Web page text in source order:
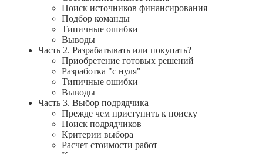
Поиск источников финансирования
Подбор команды
Типичные ошибки
Выводы
Часть 2. Разрабатывать или покупать?
Приобретение готовых решений
Разработка "с нуля"
Типичные ошибки
Выводы
Часть 3. Выбор подрядчика
Прежде чем приступить к поиску
Поиск подрядчиков
Критерии выбора
Расчет стоимости работ